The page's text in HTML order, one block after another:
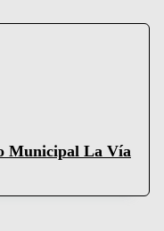
Municipal La Vía